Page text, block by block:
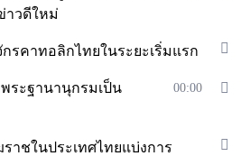
าวดีใหม่
รคาทอลิกไทยในระยะเริ่มแรก
ระฐานานุกรมเป็น
00:00
าชในประเทศไทยแบ่งการ